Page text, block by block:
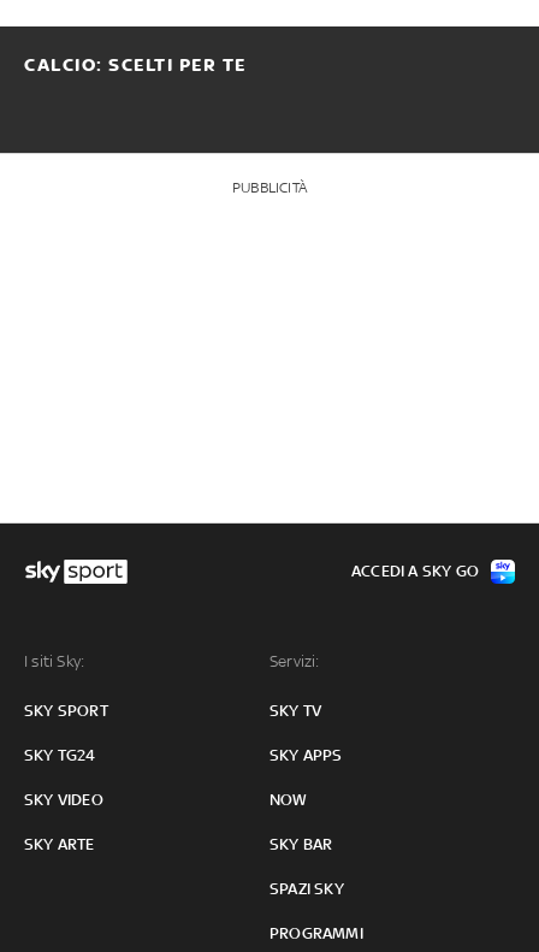
CALCIO: SCELTI PER TE
PUBBLICITÀ
I siti Sky:
SKY SPORT
SKY TG24
SKY VIDEO
SKY ARTE
Servizi:
SKY TV
SKY APPS
NOW
SKY BAR
SPAZI SKY
PROGRAMMI
ACCEDI A SKY GO